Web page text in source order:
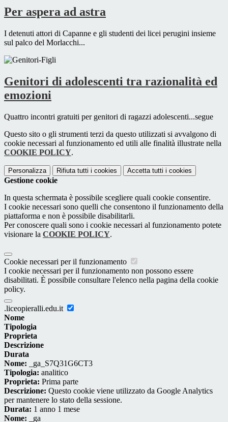
Per aspera ad astra
I detenuti attori di Capanne e gli studenti dei licei perugini insieme
sul palco del Morlacchi...
Genitori di adolescenti tra razionalità ed
emozioni
Quattro incontri gratuiti per genitori di ragazzi adolescenti...segue
Questo sito o gli strumenti terzi da questo utilizzati si avvalgono di
cookie necessari al funzionamento ed utili alle finalità illustrate nella
COOKIE POLICY.
Personalizza Rifiuta tutti i cookies Accetta tutti i cookies
Gestione cookie
In questa schermata è possibile scegliere quali cookie consentire.
I cookie necessari sono quelli che consentono il funzionamento della
piattaforma e non è possibile disabilitarli.
Per conoscere quali sono i cookie necessari al funzionamento potete
visionare la COOKIE POLICY.
Cookie necessari per il funzionamento
I cookie necessari per il funzionamento non possono essere
disabilitati. È possibile consultare l'elenco nella pagina della cookie
policy.
.liceopieralli.edu.it
Nome
Tipologia
Proprieta
Descrizione
Durata
Nome: _ga_S7Q31G6CT3
Tipologia: analitico
Proprieta: Prima parte
Descrizione: Questo cookie viene utilizzato da Google Analytics
per mantenere lo stato della sessione.
Durata: 1 anno 1 mese
Nome: _ga